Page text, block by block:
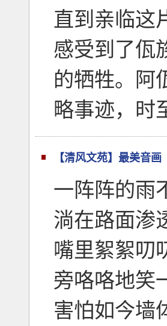
直到亲临这
感受到了佤
的牺牲。阿
略事迹，时
【清风文苑】最美音画
一阵阵的雨
淌在路面渗
嘴里絮絮叨
旁咯咯地笑
害怕如今墙